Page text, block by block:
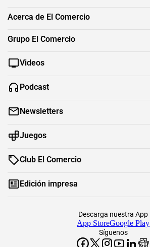
Acerca de El Comercio
Grupo El Comercio
Videos
Podcast
Newsletters
Juegos
Club El Comercio
Edición impresa
Síguenos
Descarga nuestra App
App StoreGoogle Play